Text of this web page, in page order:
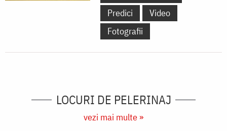
Predici
Video
Fotografii
LOCURI DE PELERINAJ
vezi mai multe »